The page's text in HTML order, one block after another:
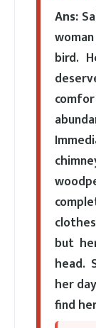
Ans:
bird.
but
head.
her
find